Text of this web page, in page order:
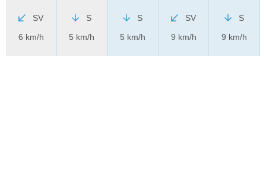
SV
6 km/h
S
5 km/h
S
5 km/h
SV
9 km/h
S
9 km/h